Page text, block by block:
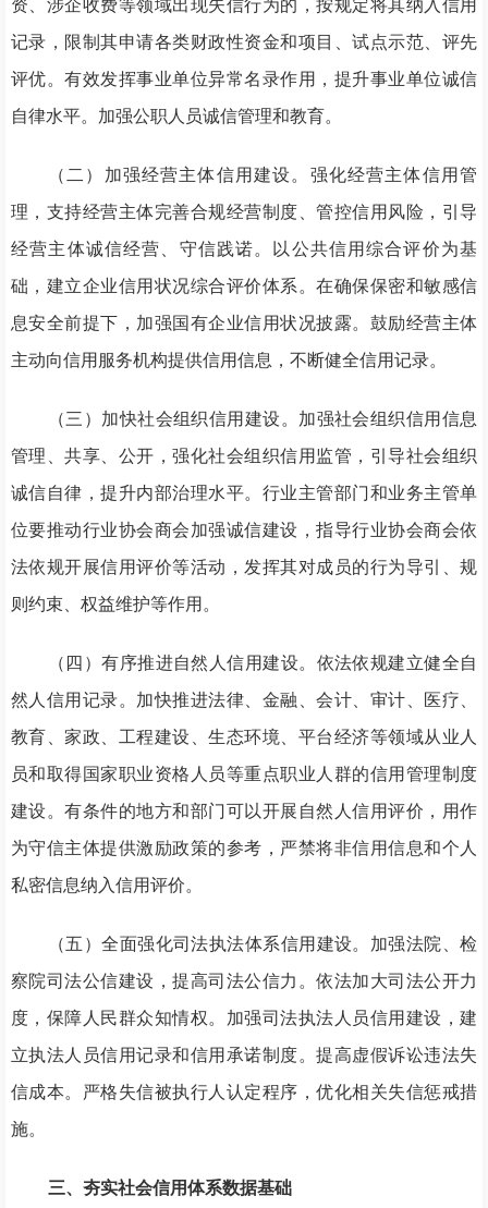
资、涉企收费等领域出现失信行为的，按规定将其纳入信用
记录，限制其申请各类财政性资金和项目、试点示范、评先
评优。有效发挥事业单位异常名录作用，提升事业单位诚信
自律水平。加强公职人员诚信管理和教育。
（二）加强经营主体信用建设。强化经营主体信用管
理，支持经营主体完善合规经营制度、管控信用风险，引导
经营主体诚信经营、守信践诺。以公共信用综合评价为基
础，建立企业信用状况综合评价体系。在确保保密和敏感信
息安全前提下，加强国有企业信用状况披露。鼓励经营主体
主动向信用服务机构提供信用信息，不断健全信用记录。
（三）加快社会组织信用建设。加强社会组织信用信息
管理、共享、公开，强化社会组织信用监管，引导社会组织
诚信自律，提升内部治理水平。行业主管部门和业务主管单
位要推动行业协会商会加强诚信建设，指导行业协会商会依
法依规开展信用评价等活动，发挥其对成员的行为导引、规
则约束、权益维护等作用。
（四）有序推进自然人信用建设。依法依规建立健全自
然人信用记录。加快推进法律、金融、会计、审计、医疗、
教育、家政、工程建设、生态环境、平台经济等领域从业人
员和取得国家职业资格人员等重点职业人群的信用管理制度
建设。有条件的地方和部门可以开展自然人信用评价，用作
为守信主体提供激励政策的参考，严禁将非信用信息和个人
私密信息纳入信用评价。
（五）全面强化司法执法体系信用建设。加强法院、检
察院司法公信建设，提高司法公信力。依法加大司法公开力
度，保障人民群众知情权。加强司法执法人员信用建设，建
立执法人员信用记录和信用承诺制度。提高虚假诉讼违法失
信成本。严格失信被执行人认定程序，优化相关失信惩戒措
施。
三、夯实社会信用体系数据基础